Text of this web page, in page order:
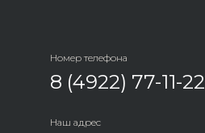
Номер телефона
8 (4922) 77-11-22
Наш адрес